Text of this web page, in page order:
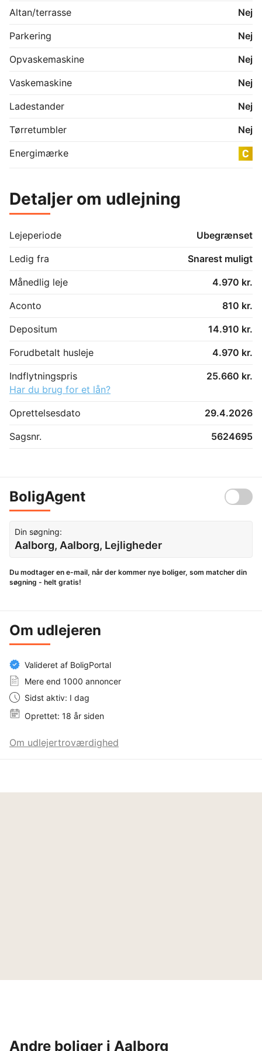
som besøg.
Lyder det som noget for dig? Kontakt os for en
fremvisning.
Altan/terrasse
Nej
Parkering
Nej
Opvaskemaskine
Nej
Vaskemaskine
Nej
Ladestander
Nej
Tørretumbler
Nej
Energimærke
Detaljer om udlejning
Lejeperiode
Ubegrænset
Ledig fra
Snarest muligt
Månedlig leje
4.970 kr.
Aconto
810 kr.
Depositum
14.910 kr.
Forudbetalt husleje
4.970 kr.
Indflytningspris
25.660 kr.
Har du brug for et lån?
Oprettelsesdato
29.4.2026
Sagsnr.
5624695
BoligAgent
Din søgning:
Aalborg, Aalborg, Lejligheder
Du modtager en e-mail, når der kommer nye boliger, som matcher din
søgning - helt gratis!
Om udlejeren
Valideret af BoligPortal
Mere end 1000 annoncer
Sidst aktiv: I dag
Oprettet: 18 år siden
Om udlejertroværdighed
Andre boliger i Aalborg